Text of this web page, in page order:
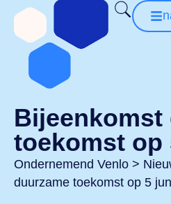
Bijeenkomst
toekomst op
Ondernemend Venlo >
duurzame toekomst op 5